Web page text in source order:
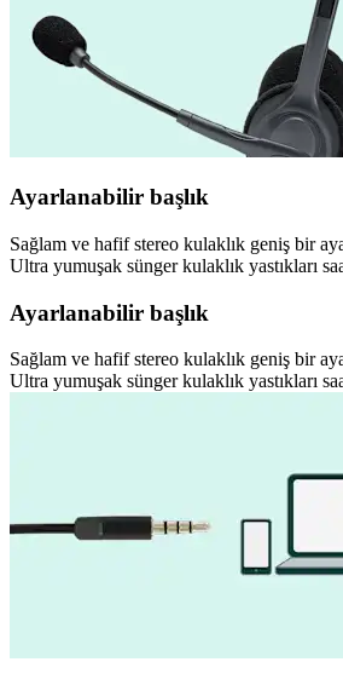
Ayarlanabilir başlık
Sağlam ve hafif stereo kulaklık geniş bir
Ultra yumuşak sünger kulaklık yastıkları
Ayarlanabilir başlık
Sağlam ve hafif stereo kulaklık geniş bir
Ultra yumuşak sünger kulaklık yastıkları